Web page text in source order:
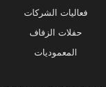
فعاليات الشركات
حفلات الزفاف
المعموديات